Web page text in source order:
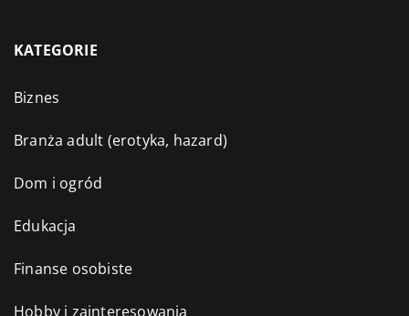
KATEGORIE
Biznes
Branża adult (erotyka, hazard)
Dom i ogród
Edukacja
Finanse osobiste
Hobby i zainteresowania